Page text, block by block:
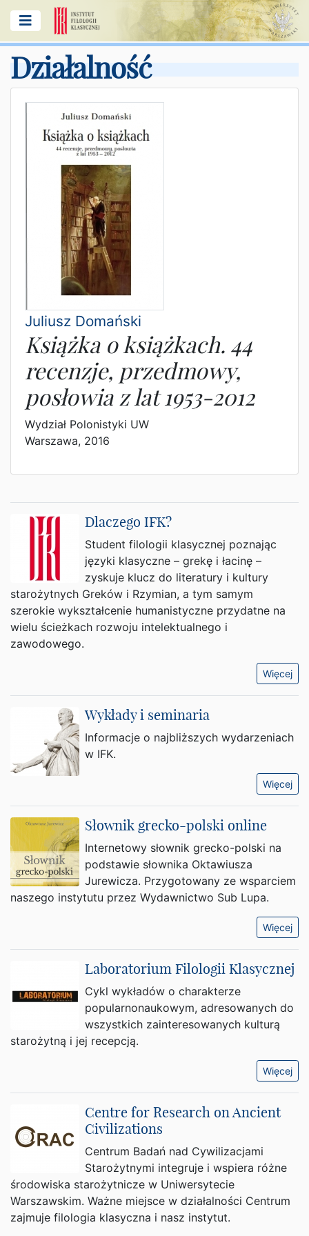
Działalność
Juliusz Domański
Książka o książkach. 44
recenzje, przedmowy,
posłowia z lat 1953-2012
Wydział Polonistyki UW
Warszawa, 2016
Dlaczego IFK?
Student filologii klasycznej poznając
języki klasyczne – grekę i łacinę –
zyskuje klucz do literatury i kultury
starożytnych Greków i Rzymian, a tym samym
szerokie wykształcenie humanistyczne przydatne na
wielu ścieżkach rozwoju intelektualnego i
zawodowego.
Więcej
Wykłady i seminaria
Informacje o najbliższych wydarzeniach
w IFK.
Więcej
Słownik grecko-polski online
Internetowy słownik grecko-polski na
podstawie słownika Oktawiusza
Jurewicza. Przygotowany ze wsparciem
naszego instytutu przez Wydawnictwo Sub Lupa.
Więcej
Laboratorium Filologii Klasycznej
Cykl wykładów o charakterze
popularnonaukowym, adresowanych do
wszystkich zainteresowanych kulturą
starożytną i jej recepcją.
Więcej
Centre for Research on Ancient
Civilizations
Centrum Badań nad Cywilizacjami
Starożytnymi integruje i wspiera różne
środowiska starożytnicze w Uniwersytecie
Warszawskim. Ważne miejsce w działalności Centrum
zajmuje filologia klasyczna i nasz instytut.